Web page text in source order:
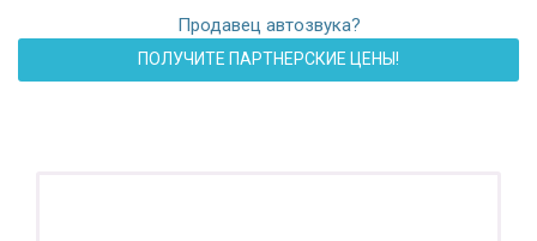
Продавец автозвука?
ПОЛУЧИТЕ ПАРТНЕРСКИЕ ЦЕНЫ!